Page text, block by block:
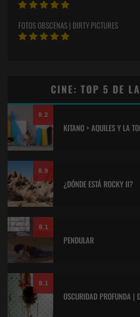
FOTOS OBSCENAS | DIRTY PICTURES
CINE: TOP 5 DE
9.2
KITANO > AQUILES Y LA
8.9
¿DÓNDE ESTÁ ROCKY II?
8.1
PENDULAR
8.1
OSCURIDAD PROFUNDA |